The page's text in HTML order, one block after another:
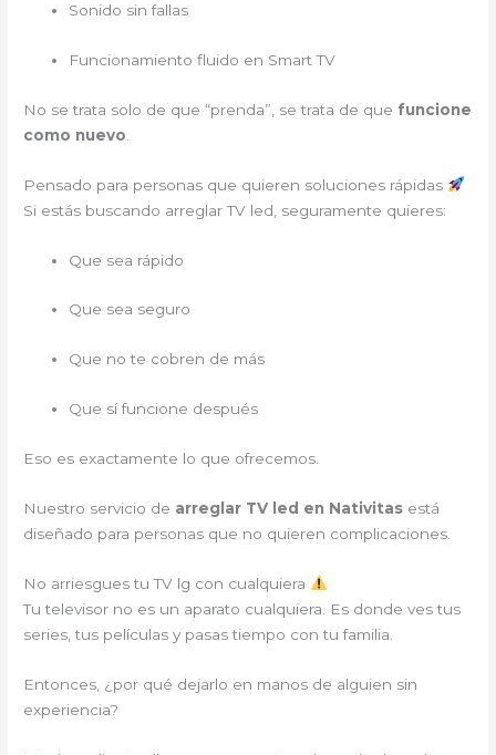
Sonido sin fallas
Funcionamiento fluido en Smart TV
No se trata solo de que “prenda”, se trata de que funcione
como nuevo
Pensado para personas que quieren soluciones rápidas
Si estás buscando arreglar TV led, seguramente quieres:
Que sea rápido
Que sea seguro
Que no te cobren de más
Que sí funcione después
Eso es exactamente lo que ofrecemos.
Nuestro servicio de arreglar TV led en Nativitas está
diseñado para personas que no quieren complicaciones.
No arriesgues tu TV lg con cualquiera
Tu televisor no es un aparato cualquiera. Es donde ves tus
series, tus películas y pasas tiempo con tu familia.
Entonces, ¿por qué dejarlo en manos de alguien sin
experiencia?